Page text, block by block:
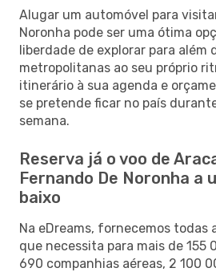
Alugar um automóvel para
Noronha pode ser uma ótima
liberdade de explorar para além
metropolitanas ao seu próprio
itinerário à sua agenda e
se pretende ficar no país
semana.
Reserva já o voo de
Fernando De Noronha a
baixo
Na eDreams, fornecemos todas
que necessita para mais de 155
690 companhias aéreas, 2 100